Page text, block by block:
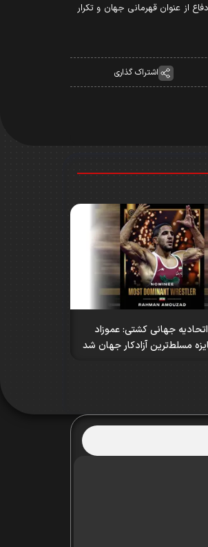
از عنوان قهرمانی جهان و تکرار
اشتراک گذاری
اتحادیه جهانی کشتی: عموزاد
مسلط‌ترین آزادکار جهان شد